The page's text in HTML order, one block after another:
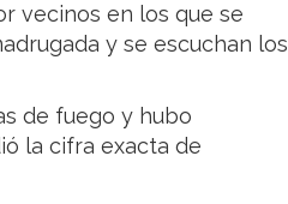
vecinos en los que se
y se escuchan los
de fuego y hubo
la cifra exacta de